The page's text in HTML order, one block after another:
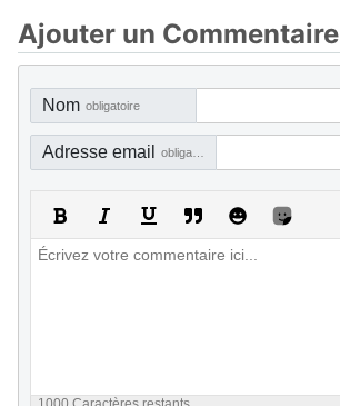
Ajouter un Commentaire
Nom obligatoire
Adresse email